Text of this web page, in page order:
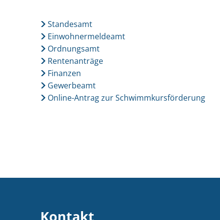
Standesamt
Einwohnermeldeamt
Ordnungsamt
Rentenanträge
Finanzen
Gewerbeamt
Online-Antrag zur Schwimmkursförderung
Kontakt